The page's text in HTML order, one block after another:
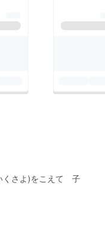
くさよ)をこえて 子